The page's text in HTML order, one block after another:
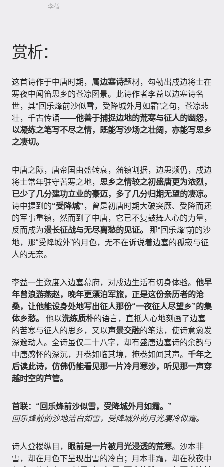
李益
赏析：
这首诗作于中唐时期，属边塞诗题材，勾勒出戍边将士在
寒夜中闻笛思乡的苍凉图景。此诗作者李益以边塞诗名
世，其“回乐烽前沙似雪，受降城外月如霜”之句，苍凉悲
壮，千古传诵——他善于捕捉边地的荒寒与征人的幽怨，
以凝练之笔写不尽之情，既能写沙场之壮阔，亦能写思乡
之凄切。
中唐之际，唐帝国由盛转衰，藩镇割据，边患频仍，戍边
将士常年驻守苦寒之地， 思乡之情较之初盛唐更为浓烈，
已少了几分建功立业的豪迈，多了几分归期无望的凄凉。
诗中提到的“受降城”，曾是初唐时期大破突厥、受降而还
的军事重镇，然而到了中唐，它已不复鼓舞人心的力量，
反而成为漫长征战与无尽离愁的见证。
那“回乐烽”前的沙
地，那“受降城外”的月色，无不在诉说着边塞的孤寂与征
人的无奈。
李益一生数度入边塞幕府，对戍边生活有切身体验。 他早
年曾浪游燕赵，晚年更漂泊军旅，正是这份亲历者的沧
桑，让他能设身处地写出征人那份“一夜征人尽望乡”的集
体乡愁。
他以洗练质朴的语言，直抵人心地刻画了边塞
的苦寒与征人的思乡，又以声景交融的笔法，使诗意愈发
深邃动人。全诗虽仅二十八字，却有盛唐边塞诗的余韵与
中唐感怀的深沉，开卷如临其境，掩卷如闻其声。 千年之
后读此诗，仿佛仍能看见那一片冷月寒沙，听见那一声穿
越时空的芦管。
首联：“回乐烽前沙似雪，受降城外月如霜。”
回乐烽前的沙地洁白如雪，受降城外的月光凄冷似霜。
诗人登楼纵目， 眼前是一片被月光浸透的荒寒。沙本非
雪，却在月色下呈现出雪的冷白；月本非霜，却在秋夜中